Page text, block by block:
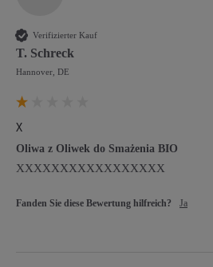
Verifizierter Kauf
T. Schreck
Hannover, DE
X
Oliwa z Oliwek do Smażenia BIO
XXXXXXXXXXXXXXXXX
Fanden Sie diese Bewertung hilfreich? Ja